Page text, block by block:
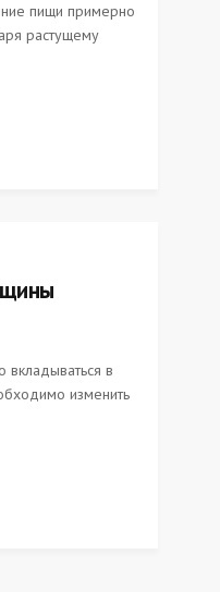
пищи примерно
растущему
вкладываться в
изменить